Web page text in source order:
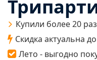
Купили более 20 раз
Скидка актуальна
Лето - выгодно